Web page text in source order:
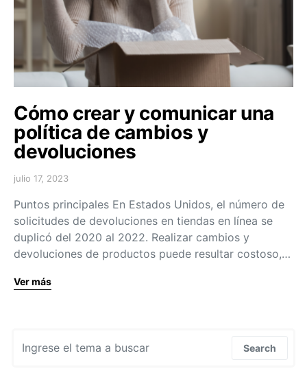
Cómo crear y comunicar una
política de cambios y
devoluciones
julio 17, 2023
Puntos principales En Estados Unidos, el número de
solicitudes de devoluciones en tiendas en línea se
duplicó del 2020 al 2022. Realizar cambios y
devoluciones de productos puede resultar costoso,…
Ver más
Search